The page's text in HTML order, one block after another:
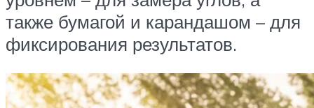
также бумагой и карандашом – для
фиксирования результатов.